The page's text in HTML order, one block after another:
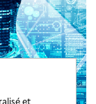
et